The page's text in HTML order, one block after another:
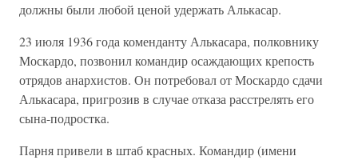
должны были любой ценой удержать Алькасар.
23 июля 1936 года коменданту Алькасара, полковнику
Москардо, позвонил командир осаждающих крепость
отрядов анархистов. Он потребовал от Москардо сдачи
Алькасара, пригрозив в случае отказа расстрелять его
сына-подростка.
Парня привели в штаб красных. Командир (имени